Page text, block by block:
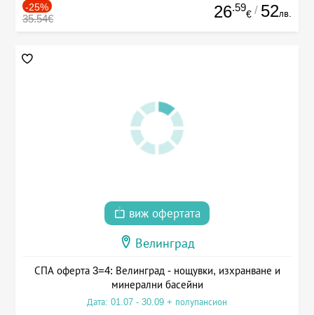
-25%
35.54€ 26.59
€ / 52лв.
виж офертата
Велинград
СПА оферта 3=4: Велинград - нощувки, изхранване и
минерални басейни
Дата: 01.07 - 30.09 + полупансион